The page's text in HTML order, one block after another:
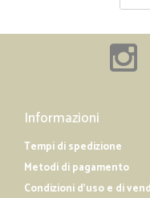
Informazioni
Tempi di spedizione
Metodi di pagamento
Condizioni d'uso e di